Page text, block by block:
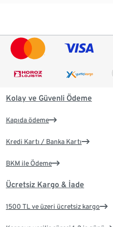
Kolay ve Güvenli Ödeme
Kapıda ödeme
Kredi Kartı / Banka Kartı
BKM ile Ödeme
Ücretsiz Kargo & İade
1500 TL ve üzeri ücretsiz kargo